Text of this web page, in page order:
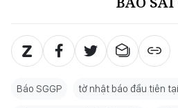
Báo SGGP tờ nhật báo đầu tiên